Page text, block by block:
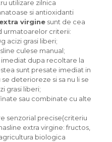
utilizare zilnica
si antioxidanti
virgine sunt de cea
urmatoarelor criterii:
acizi grasi liberi;
culese manual;
dupa recoltare la
sunt presate imediat in
deterioreze si sa nu li se
grasi liberi;
sau combinate cu alte
senzorial precise(criteriu
extra virgine: fructos,
biologica